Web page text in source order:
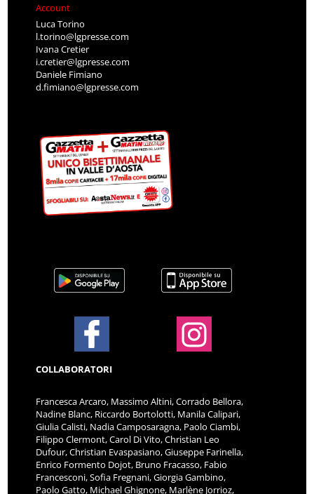
Account
Luca Torino
l.torino@lgpresse.com
Ivana Cretier
i.cretier@lgpresse.com
Daniele Fimiano
d.fimiano@lgpresse.com
COLLABORATORI
Francesca Arcaro, Massimo Altini, Corrado Bellora,
Nadine Blanc, Riccardo Bortolotti, Manila Calipari,
Giulia Calisti, Nadia Camposaragna, Paolo Ciambi,
Filippo Clermont, Carol Di Vito, Christian Leo
Dufour, Christian Evaspasiano, Giuseppe Farinella,
Enrico Formento Dojot, Bruno Fracasso, Fabio
Francesconi, Sofia Fregnani, Giorgia Gambino,
Paolo Gatto, Michael Ghignone, Marlène Jorrioz,